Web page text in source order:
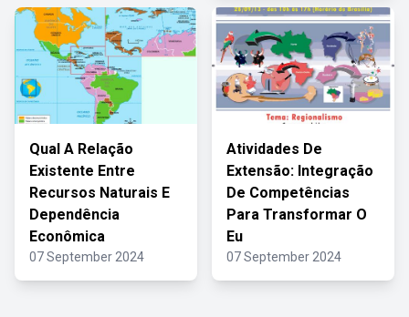
Qual A Relação
Existente Entre
Recursos Naturais E
Dependência
Econômica
07 September 2024
Atividades De
Extensão: Integração
De Competências
Para Transformar O
Eu
07 September 2024